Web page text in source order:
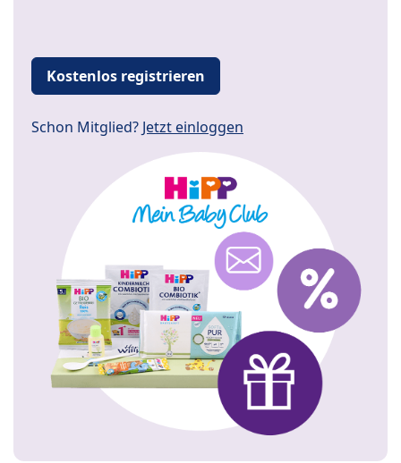
Kostenlos registrieren
Schon Mitglied? Jetzt einloggen